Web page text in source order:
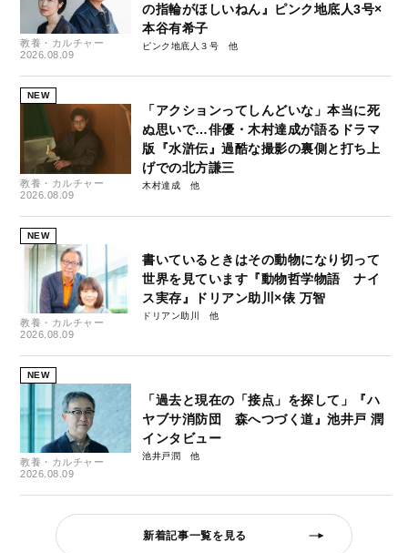
教養・カルチャー
2026.08.09
の指輪がほしいねん』ピンク地底人3号×
本谷有希子
ピンク地底人３号
NEW
教養・カルチャー
2026.08.09
「アクションってしんどいな」本当に死
ぬ思いで…俳優・木村達成が語るドラマ
版『水滸伝』過酷な撮影の裏側と打ち上
げでの北方謙三
木村達成
NEW
教養・カルチャー
2026.08.09
書いているときはその動物になり切って
世界を見ています『動物哲学物語 ナイ
ス実存』ドリアン助川×俵 万智
ドリアン助川
NEW
教養・カルチャー
2026.08.09
「過去と現在の「接点」を探して」『ハ
ヤブサ消防団 森へつづく道』池井戸 潤
インタビュー
池井戸潤
新着記事一覧を見る